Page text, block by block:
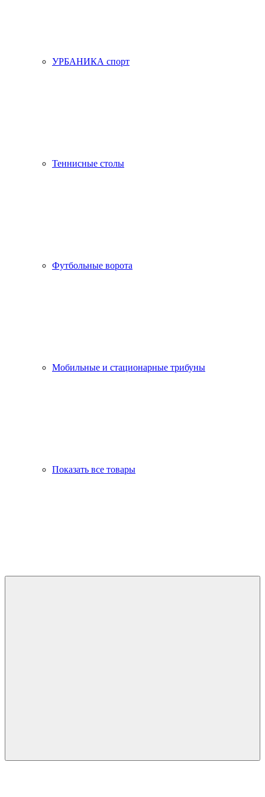
УРБАНИКА спорт
Теннисные столы
Футбольные ворота
Мобильные и стационарные трибуны
Показать все товары